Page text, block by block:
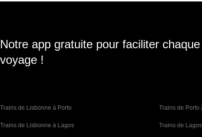
Notre app gratuite pour faciliter
voyage !
Trains de Lisbonne à Porto Trains de Porto
Trains de Lisbonne à Lagos Trains de